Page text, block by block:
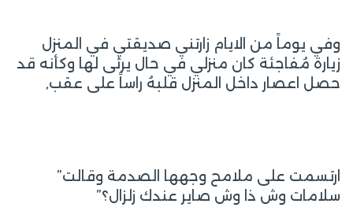
وفي يوماً من الايام زارتني صديقتي في المنزل
زيارة مُفاجئة كان منزلي في حال يرثى لها وكأنه قد
حصل اعصار داخل المنزل قلبهُ راساً على عقب,
ارتسمت على ملامح وجهها الصدمة وقالت”
سلامات وش ذا وش صاير عندك زلزال؟”